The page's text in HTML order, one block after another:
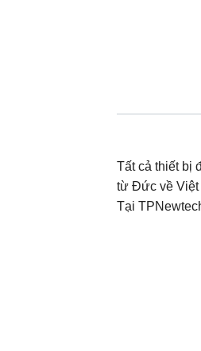
Tất cả thiết bị
từ Đức về Việt
Tại